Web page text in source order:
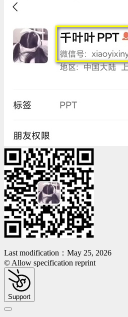
Last modification：May 25, 2026
© Allow specification reprint
Support